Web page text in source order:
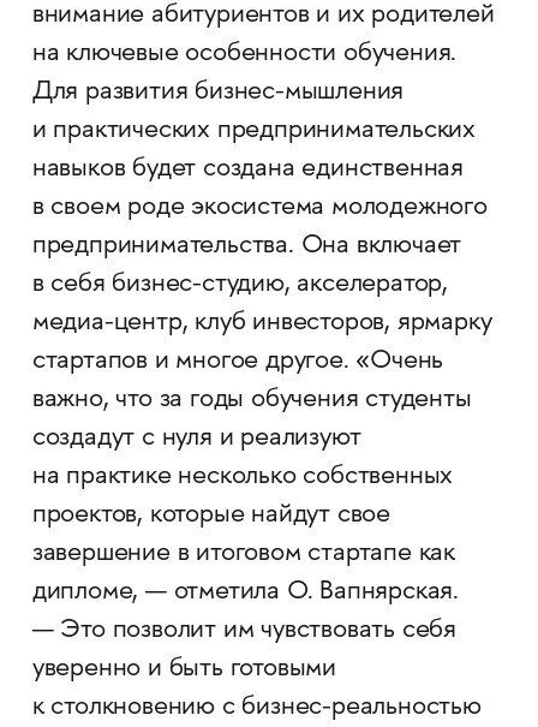
внимание абитуриентов и их родителей
на ключевые особенности обучения.
Для развития бизнес-мышления
и практических предпринимательских
навыков будет создана единственная
в своем роде экосистема молодежного
предпринимательства. Она включает
в себя бизнес-студию, акселератор,
медиа-центр, клуб инвесторов, ярмарку
стартапов и многое другое. «Очень
важно, что за годы обучения студенты
создадут с нуля и реализуют
на практике несколько собственных
проектов, которые найдут свое
завершение в итоговом стартапе как
дипломе, — отметила О. Вапнярская.
— Это позволит им чувствовать себя
уверенно и быть готовыми
к столкновению с бизнес-реальностью